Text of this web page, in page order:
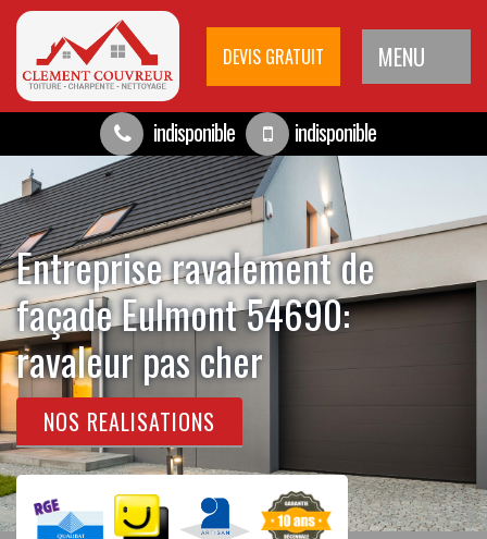
DEVIS GRATUIT MENU
indisponible indisponible
Entreprise ravalement de
façade Eulmont 54690:
ravaleur pas cher
NOS REALISATIONS